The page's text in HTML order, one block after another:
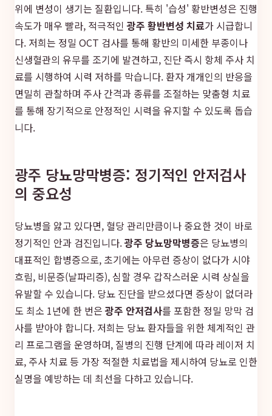
위에 변성이 생기는 질환입니다. 특히 '습성' 황반변성은 진행
속도가 매우 빨라, 적극적인광주 황반변성 치료가 시급합니
다. 저희는 정밀 OCT 검사를 통해 황반의 미세한 부종이나
신생혈관의 유무를 조기에 발견하고, 진단 즉시 항체 주사 치
료를 시행하여 시력 저하를 막습니다. 환자 개개인의 반응을
면밀히 관찰하며 주사 간격과 종류를 조절하는 맞춤형 치료
를 통해 장기적으로 안정적인 시력을 유지할 수 있도록 돕습
니다.
광주 당뇨망막병증: 정기적인 안저검사
의 중요성
당뇨병을 앓고 있다면, 혈당 관리만큼이나 중요한 것이 바로
정기적인 안과 검진입니다.광주 당뇨망막병증은 당뇨병의
대표적인 합병증으로, 초기에는 아무런 증상이 없다가 시야
흐림, 비문증(날파리증), 심할 경우 갑작스러운 시력 상실을
유발할 수 있습니다. 당뇨 진단을 받으셨다면 증상이 없더라
도 최소 1년에 한 번은광주 안저검사를 포함한 정밀 망막 검
사를 받아야 합니다. 저희는 당뇨 환자들을 위한 체계적인 관
리 프로그램을 운영하며, 질병의 진행 단계에 따라 레이저 치
료, 주사 치료 등 가장 적절한 치료법을 제시하여 당뇨로 인한
실명을 예방하는 데 최선을 다하고 있습니다.